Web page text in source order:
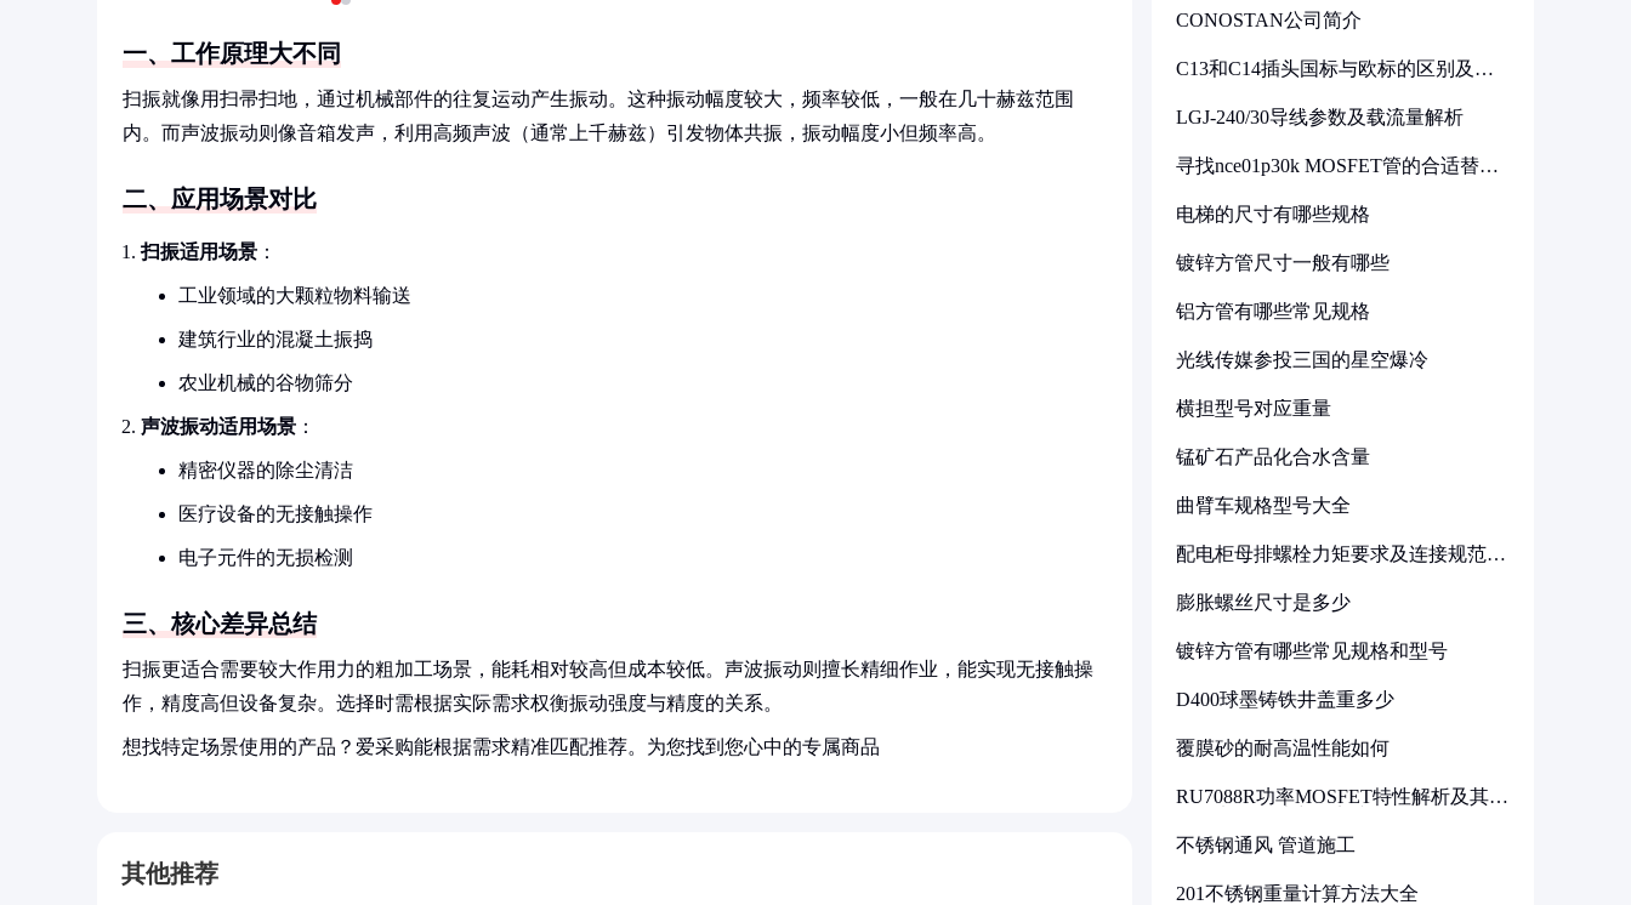
一、工作原理大不同
扫振就像用扫帚扫地，通过机械部件的往复运动产生振动。这种振动幅度较大，频率较低，一般在几十赫兹范围
内。而声波振动则像音箱发声，利用高频声波（通常上千赫兹）引发物体共振，振动幅度小但频率高。
二、应用场景对比
扫振适用场景 ：
工业领域的大颗粒物料输送
建筑行业的混凝土振捣
农业机械的谷物筛分
声波振动适用场景 ：
精密仪器的除尘清洁
医疗设备的无接触操作
电子元件的无损检测
三、核心差异总结
扫振更适合需要较大作用力的粗加工场景，能耗相对较高但成本较低。声波振动则擅长精细作业，能实现无接触操
作，精度高但设备复杂。选择时需根据实际需求权衡振动强度与精度的关系。
想找特定场景使用的产品？爱采购能根据需求精准匹配推荐。为您找到您心中的专属商品
其他推荐
CONOSTAN公司简介
C13和C14插头国标与欧标的区别及其
LGJ-240/30导线参数及载流量解析
寻找nce01p30k MOSFET管的合适替代
电梯的尺寸有哪些规格
镀锌方管尺寸一般有哪些
铝方管有哪些常见规格
光线传媒参投三国的星空爆冷
横担型号对应重量
锰矿石产品化合水含量
曲臂车规格型号大全
配电柜母排螺栓力矩要求及连接规范详
膨胀螺丝尺寸是多少
镀锌方管有哪些常见规格和型号
D400球墨铸铁井盖重多少
覆膜砂的耐高温性能如何
RU7088R功率MOSFET特性解析及其在
不锈钢通风 管道施工
201不锈钢重量计算方法大全